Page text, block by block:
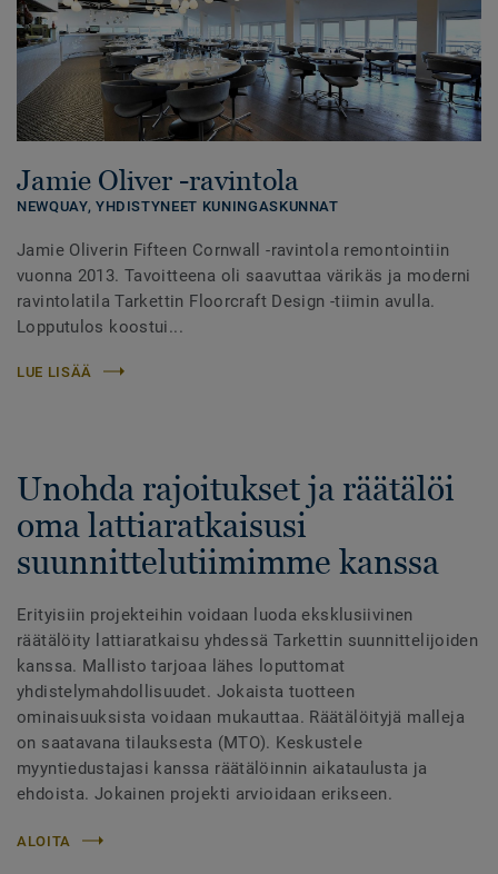
Jamie Oliver -ravintola
NEWQUAY, YHDISTYNEET KUNINGASKUNNAT
Jamie Oliverin Fifteen Cornwall -ravintola remontointiin
vuonna 2013. Tavoitteena oli saavuttaa värikäs ja moderni
ravintolatila Tarkettin Floorcraft Design -tiimin avulla.
Lopputulos koostui...
LUE LISÄÄ
Unohda rajoitukset ja räätälöi
oma lattiaratkaisusi
suunnittelutiimimme kanssa
Erityisiin projekteihin voidaan luoda eksklusiivinen
räätälöity lattiaratkaisu yhdessä Tarkettin suunnittelijoiden
kanssa. Mallisto tarjoaa lähes loputtomat
yhdistelymahdollisuudet. Jokaista tuotteen
ominaisuuksista voidaan mukauttaa. Räätälöityjä malleja
on saatavana tilauksesta (MTO). Keskustele
myyntiedustajasi kanssa räätälöinnin aikataulusta ja
ehdoista. Jokainen projekti arvioidaan erikseen.
ALOITA